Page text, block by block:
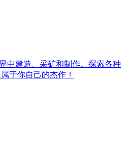
中建造、采矿和制作。探索各种
于你自己的杰作！